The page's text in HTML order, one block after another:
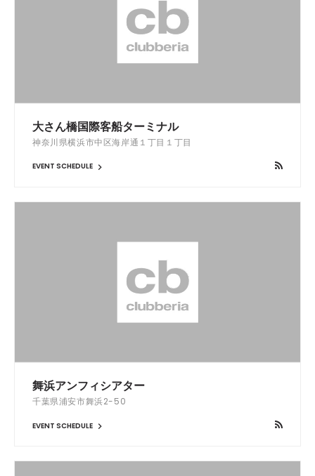
大さん橋国際客船ターミナル
神奈川県横浜市中区海岸通１丁目１丁目 ‎
EVENT SCHEDULE
舞浜アンフィシアター
千葉県浦安市舞浜2-50
EVENT SCHEDULE